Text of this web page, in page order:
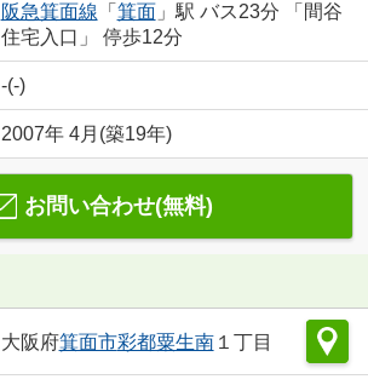
阪急箕面線 「 箕面」駅 バス23分 「間谷
住宅入口」 停歩12分
-(-)
2007年 4月(築19年)
お問い合わせ(無料)
大阪府箕面市彩都粟生南１丁目